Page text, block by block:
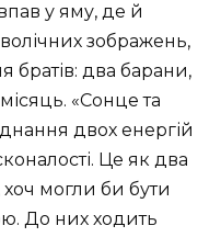
у яму, де й
зображень,
братів: два барани,
«Сонце та
двох енергій
Це як два
хоч могли би бути
До них ходить